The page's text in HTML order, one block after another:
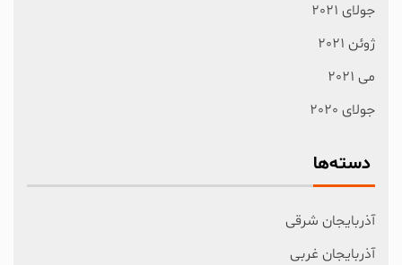
جولای 2021
ژوئن 2021
می 2021
جولای 2020
دسته‌ها
آذربایجان شرقی
آذربایجان غربی